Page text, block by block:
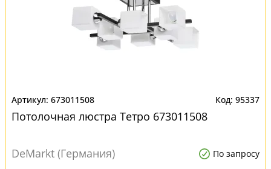
673011508 95337
Потолочная люстра Тетро 673011508
DeMarkt (Германия) По запросу